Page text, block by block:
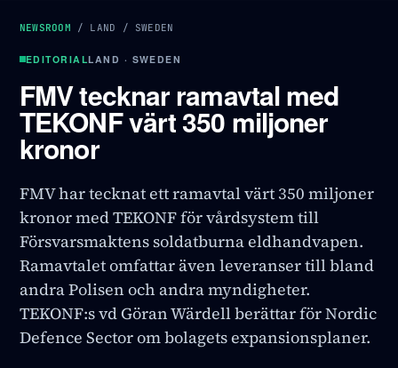
NEWSROOM / LAND / SWEDEN
EDITORIALLAND · SWEDEN
FMV tecknar ramavtal med
TEKONF värt 350 miljoner
kronor
FMV har tecknat ett ramavtal värt 350 miljoner
kronor med TEKONF för vårdsystem till
Försvarsmaktens soldatburna eldhandvapen.
Ramavtalet omfattar även leveranser till bland
andra Polisen och andra myndigheter.
TEKONF:s vd Göran Wärdell berättar för Nordic
Defence Sector om bolagets expansionsplaner.